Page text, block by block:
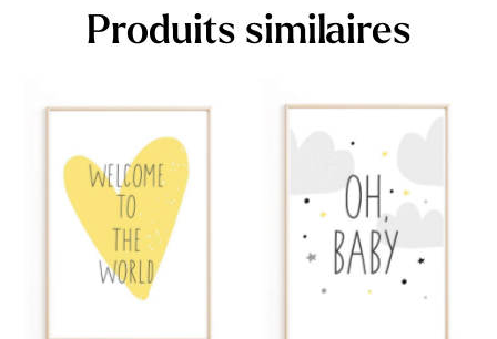
Produits similaires